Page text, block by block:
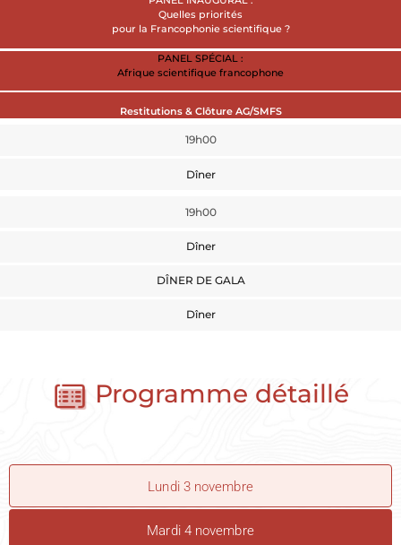
Quelles priorités
pour la Francophonie scientifique ?
PANEL SPÉCIAL :
Afrique scientifique francophone
Restitutions & Clôture AG/SMFS
19h00
Dîner
19h00
Dîner
DÎNER DE GALA
Dîner
Programme détaillé
Lundi 3 novembre
Mardi 4 novembre